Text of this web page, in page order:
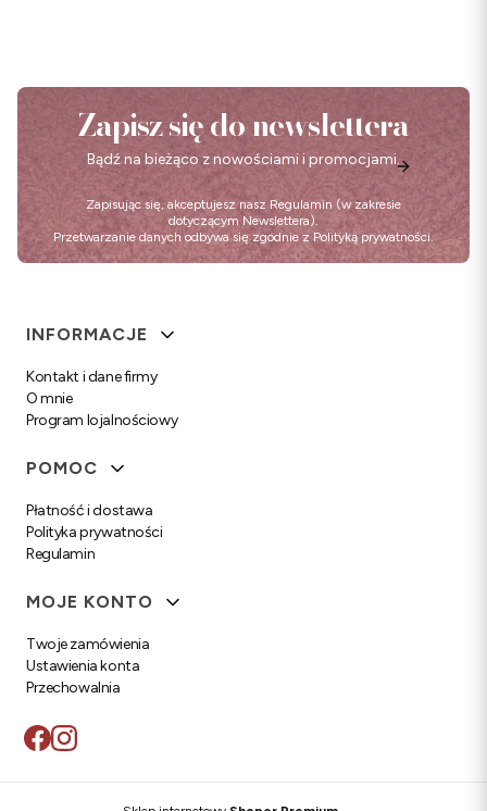
Zapisz się do newslettera
Bądź na bieżąco z nowościami i promocjami.
Zapisując się, akceptujesz nasz Regulamin (w zakresie
dotyczącym Newslettera).
Przetwarzanie danych odbywa się zgodnie z Polityką prywatności.
Linki w stopce
INFORMACJE
Kontakt i dane firmy
O mnie
Program lojalnościowy
POMOC
Płatność i dostawa
Polityka prywatności
Regulamin
MOJE KONTO
Twoje zamówienia
Ustawienia konta
Przechowalnia